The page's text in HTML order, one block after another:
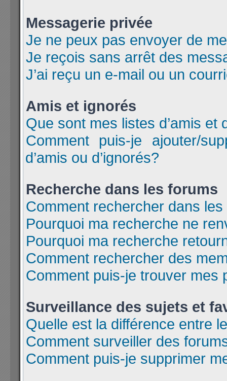
Messagerie privée
Je ne peux pas envoyer de
Je reçois sans arrêt des
J’ai reçu un e-mail ou un
Amis et ignorés
Que sont mes listes d’amis et
Comment puis-je ajouter/
d’amis ou d’ignorés?
Recherche dans les forums
Comment rechercher dans
Pourquoi ma recherche ne
Pourquoi ma recherche
Comment rechercher des
Comment puis-je trouver mes
Surveillance des sujets et
Quelle est la différence entre
Comment surveiller des
Comment puis-je supprimer